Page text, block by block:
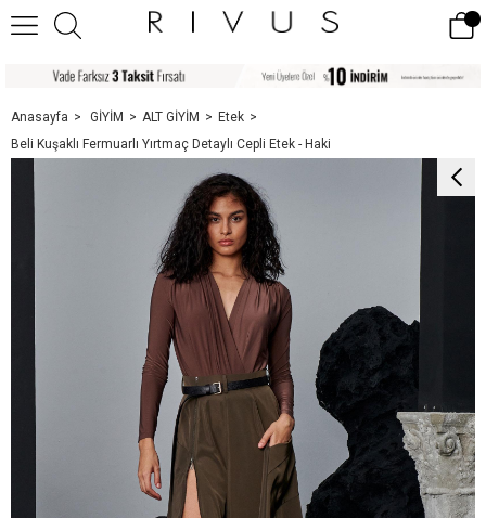
Anasayfa GİYİM ALT GİYİM
Etek
Beli Kuşaklı Fermuarlı Yırtmaç Detaylı Cepli Etek - Haki